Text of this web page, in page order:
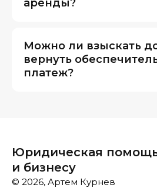
аренды?
Можно ли взыскать
вернуть
платеж?
Юридическая
и бизнесу
© 2026, Артем Курнев